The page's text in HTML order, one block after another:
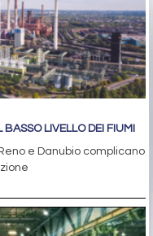
LIVELLO DEI FIUMI
e Danubio complicano